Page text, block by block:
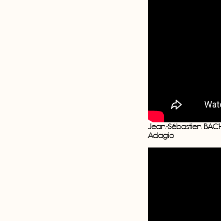
Jean-Sébastien
Adagio